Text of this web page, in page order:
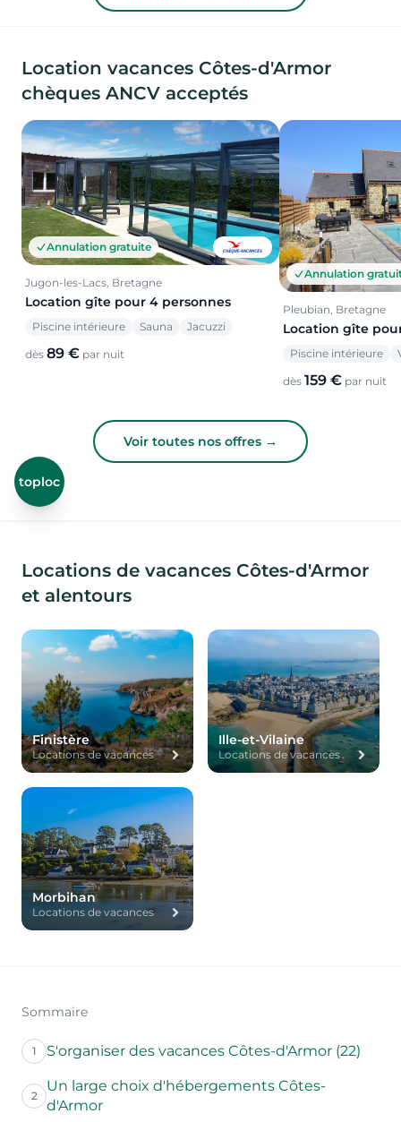
Location vacances Côtes-d'Armor
chèques ANCV acceptés
Annulation gratuite
Jugon-les-Lacs, Bretagne
Location gîte pour 4 personnes
Piscine intérieure Sauna Jacuzzi
dès 89 € par nuit
Annulation
Pleubian, Bretagne
Location gîte
Piscine intérieure
dès 159 € par nuit
Voir toutes nos offres →
toploc
Locations de vacances Côtes-d'Armor
et alentours
Finistère
Locations de vacances
Ille-et-Vilaine
Locations de vacances
Morbihan
Locations de vacances
Sommaire
1 S'organiser des vacances Côtes-d'Armor (22)
2
Un large choix d'hébergements Côtes-
d'Armor